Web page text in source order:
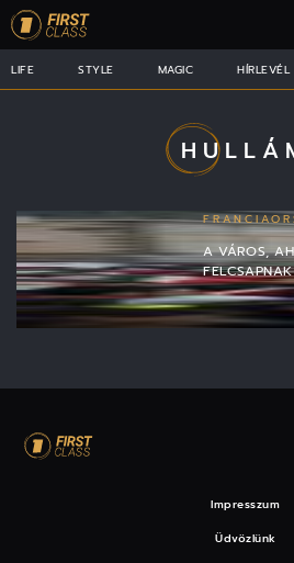
LIFE STYLE MAGIC HÍRLEVÉL
A VÁROS,
Impresszum
Üdvözlünk